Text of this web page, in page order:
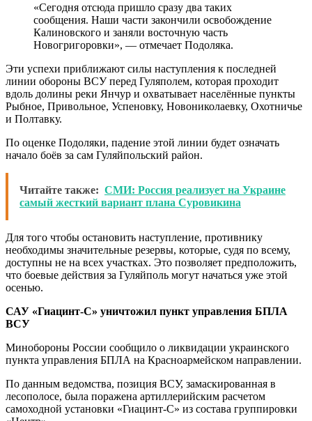
«Сегодня отсюда пришло сразу два таких
сообщения. Наши части закончили освобождение
Калиновского и заняли восточную часть
Новогригоровки», — отмечает Подоляка.
Эти успехи приближают силы наступления к последней
линии обороны ВСУ перед Гуляполем, которая проходит
вдоль долины реки Янчур и охватывает населённые пункты
Рыбное, Привольное, Успеновку, Новониколаевку, Охотничье
и Полтавку.
По оценке Подоляки, падение этой линии будет означать
начало боёв за сам Гуляйпольский район.
Читайте также: СМИ: Россия реализует на Украине
самый жесткий вариант плана Суровикина
Для того чтобы остановить наступление, противнику
необходимы значительные резервы, которые, судя по всему,
доступны не на всех участках. Это позволяет предположить,
что боевые действия за Гуляйполь могут начаться уже этой
осенью.
САУ «Гиацинт-С» уничтожил пункт управления БПЛА
ВСУ
Минобороны России сообщило о ликвидации украинского
пункта управления БПЛА на Красноармейском направлении.
По данным ведомства, позиция ВСУ, замаскированная в
лесополосе, была поражена артиллерийским расчетом
самоходной установки «Гиацинт-С» из состава группировки